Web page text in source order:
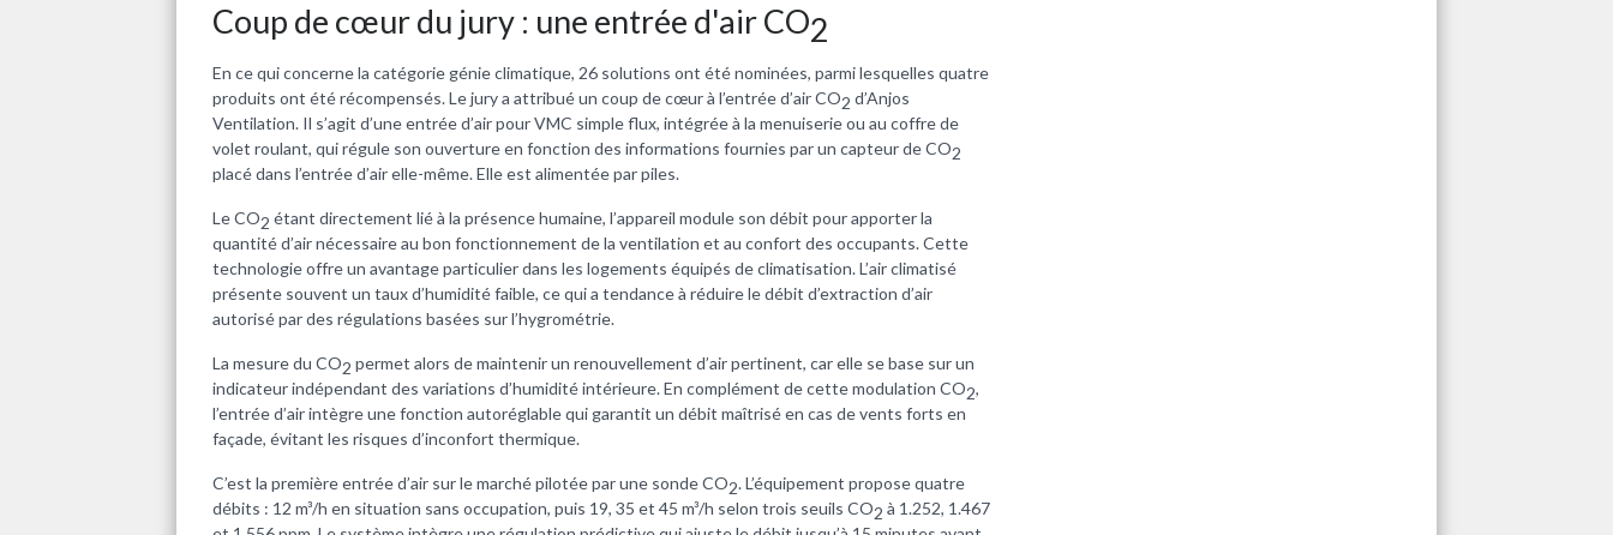
Coup de cœur du jury : une entrée d'air CO2
En ce qui concerne la catégorie génie climatique, 26 solutions ont été nominées, parmi lesquelles quatre
produits ont été récompensés. Le jury a attribué un coup de cœur à l’entrée d’air CO2 d’Anjos
Ventilation. Il s’agit d’une entrée d’air pour VMC simple flux, intégrée à la menuiserie ou au coffre de
volet roulant, qui régule son ouverture en fonction des informations fournies par un capteur de CO2
placé dans l’entrée d’air elle-même. Elle est alimentée par piles.
Le CO2 étant directement lié à la présence humaine, l’appareil module son débit pour apporter la
quantité d’air nécessaire au bon fonctionnement de la ventilation et au confort des occupants. Cette
technologie offre un avantage particulier dans les logements équipés de climatisation. L’air climatisé
présente souvent un taux d’humidité faible, ce qui a tendance à réduire le débit d’extraction d’air
autorisé par des régulations basées sur l’hygrométrie.
La mesure du CO2 permet alors de maintenir un renouvellement d’air pertinent, car elle se base sur un
indicateur indépendant des variations d’humidité intérieure. En complément de cette modulation CO2,
l’entrée d’air intègre une fonction autoréglable qui garantit un débit maîtrisé en cas de vents forts en
façade, évitant les risques d’inconfort thermique.
C’est la première entrée d’air sur le marché pilotée par une sonde CO2. L’équipement propose quatre
débits : 12 m³/h en situation sans occupation, puis 19, 35 et 45 m³/h selon trois seuils CO2 à 1.252, 1.467